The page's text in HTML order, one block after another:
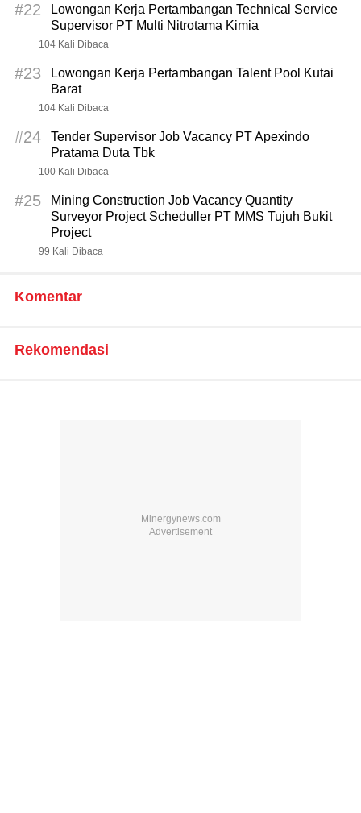
#22
Lowongan Kerja Pertambangan Technical Service
Supervisor PT Multi Nitrotama Kimia
104 Kali Dibaca
#23
Lowongan Kerja Pertambangan Talent Pool Kutai
Barat
104 Kali Dibaca
#24
Tender Supervisor Job Vacancy PT Apexindo
Pratama Duta Tbk
100 Kali Dibaca
#25
Mining Construction Job Vacancy Quantity
Surveyor Project Scheduller PT MMS Tujuh Bukit
Project
99 Kali Dibaca
Komentar
Rekomendasi